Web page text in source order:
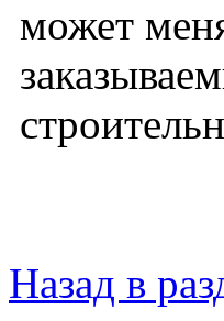
может
Назад в